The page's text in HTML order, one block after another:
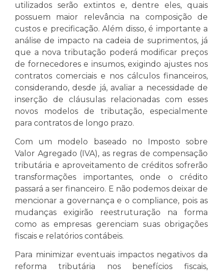
utilizados serão extintos e, dentre eles, quais
possuem maior relevância na composição de
custos e precificação. Além disso, é importante a
análise de impacto na cadeia de suprimentos, já
que a nova tributação poderá modificar preços
de fornecedores e insumos, exigindo ajustes nos
contratos comerciais e nos cálculos financeiros,
considerando, desde já, avaliar a necessidade de
inserção de cláusulas relacionadas com esses
novos modelos de tributação, especialmente
para contratos de longo prazo.
Com um modelo baseado no Imposto sobre
Valor Agregado (IVA), as regras de compensação
tributária e aproveitamento de créditos sofrerão
transformações importantes, onde o crédito
passará a ser financeiro. E não podemos deixar de
mencionar a governança e o compliance, pois as
mudanças exigirão reestruturação na forma
como as empresas gerenciam suas obrigações
fiscais e relatórios contábeis.
Para minimizar eventuais impactos negativos da
reforma tributária nos benefícios fiscais,